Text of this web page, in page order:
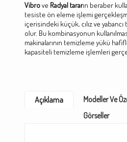
Vibrove Radyal tararın beraber
tesiste ön eleme işlemi
içerisindeki küçük, cılız ve yabancı
olur. Bu kombinasyonun
makinalarının temizleme yükü
kapasiteli temizleme işlemleri
Açıklama
Modeller Ve
Görseller